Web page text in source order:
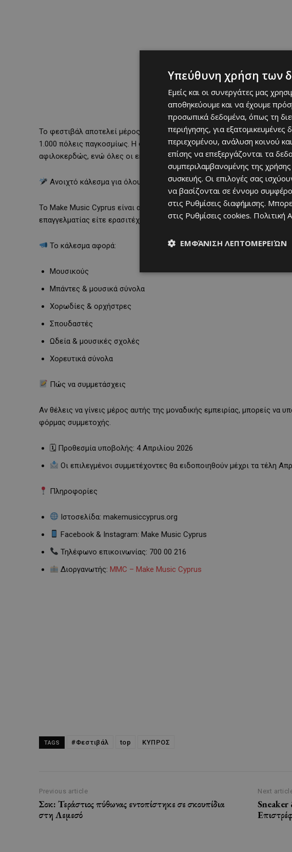
Το φεστιβάλ αποτελεί μέρος του διεθνούςMake Music Day, που
1.000 πόλεις παγκοσμίως. Η φιλοσοφία του βασίζεται στη δύναμη της
αφιλοκερδώς, ενώ όλες οι εκδηλώσεις είναι δωρεάν για το κοινό.
Ανοιχτό κάλεσμα για όλους
Το Make Music Cyprus είναι ανοιχτό σε όλους, ανεξαρτήτως εμπειρίας,
επαγγελματίας είτε ερασιτέχνης, αυτή είναι η ευκαιρία σου να
Το κάλεσμα αφορά:
Μουσικούς
Μπάντες & μουσικά σύνολα
Χορωδίες & ορχήστρες
Σπουδαστές
Ωδεία & μουσικές σχολές
Χορευτικά σύνολα
Πώς να συμμετάσχεις
Αν θέλεις να γίνεις μέρος αυτής της μοναδικής εμπειρίας, μπορείς να
φόρμας συμμετοχής.
🗓 Προθεσμία υποβολής: 4 Απριλίου 2026
Οι επιλεγμένοι συμμετέχοντες θα ειδοποιηθούν μέχρι τα τέλη
Πληροφορίες
Ιστοσελίδα: makemusiccyprus.org
Facebook & Instagram: Make Music Cyprus
Τηλέφωνο επικοινωνίας: 700 00 216
Διοργανωτής:MMC – Make Music Cyprus
TAGS #Φεστιβάλ top ΚΥΠΡΟΣ
Previous article
Σοκ: Τεράστιος πύθωνας εντοπίστηκε σε σκουπίδια
στη Λεμεσό
Next
Υπεύθυνη χρήση των
Εμείς και οι συνεργάτες μας
αποθηκεύουμε και να έχουμε
προσωπικά δεδομένα, όπως τη
περιήγησης, για εξατομικευμένες
περιεχομένου, ανάλυση κοινού
επίσης να επεξεργάζονται τα
συμπεριλαμβανομένης της
συσκευής. Οι επιλογές σας
να βασίζονται σε έννομο
στις Ρυθμίσεις διαφήμισης.
στις Ρυθμίσεις cookies. Πολιτική
ΕΜΦΆΝΙΣΗ ΛΕΠΤΟΜΕΡΕΙΏΝ